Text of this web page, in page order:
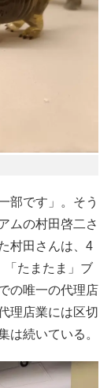
部です」。そう
ムの村田啓二さ
村田さんは、4
「たまたま」ブ
の唯一の代理店
理店業には区切
は続いている。